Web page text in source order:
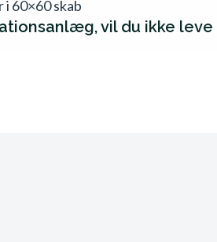
60×60 skab
vil du ikke